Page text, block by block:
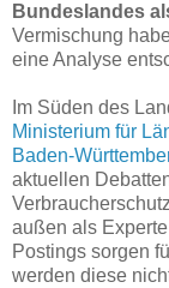
Bundeslandes
Vermischung
eine Analyse
Im Süden des
Ministerium für
Baden-
aktuellen
außen als
Postings sorgen
werden diese